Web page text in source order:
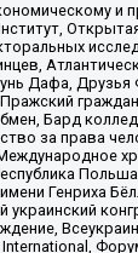
и
Дафа, Друзья
Бард
за права
Генриха